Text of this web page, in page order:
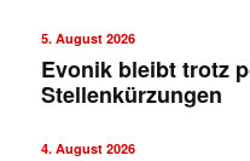
5. August 2026
Evonik bleibt trotz
Stellenkürzungen
4. August 2026